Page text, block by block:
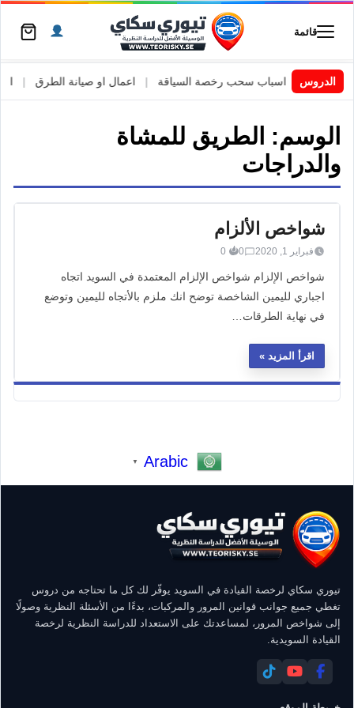
قائمة
الدروسالسويد | اسباب سحب رخصة السياقة اعمال او صيانة الطرق
الوسم: الطريق للمشاة
والدراجات
شواخص الألزام
فبراير 1, 2020 0
0
شواخص الإلزام شواخص الإلزام المعتمدة في السويد اتجاه
اجباري لليمين الشاخصة توضح انك ملزم بالأتجاه لليمين وتوضع
في نهاية الطرقات…
اقرأ المزيد
Arabic
▼
تيوري سكاي لرخصة القيادة في السويد يوفّر لك كل ما تحتاجه من دروس
تغطي جميع جوانب قوانين المرور والمركبات، بدءًا من الأسئلة النظرية وصولًا
إلى شواخص المرور، لمساعدتك على الاستعداد للدراسة النظرية لرخصة
القيادة السويدية.